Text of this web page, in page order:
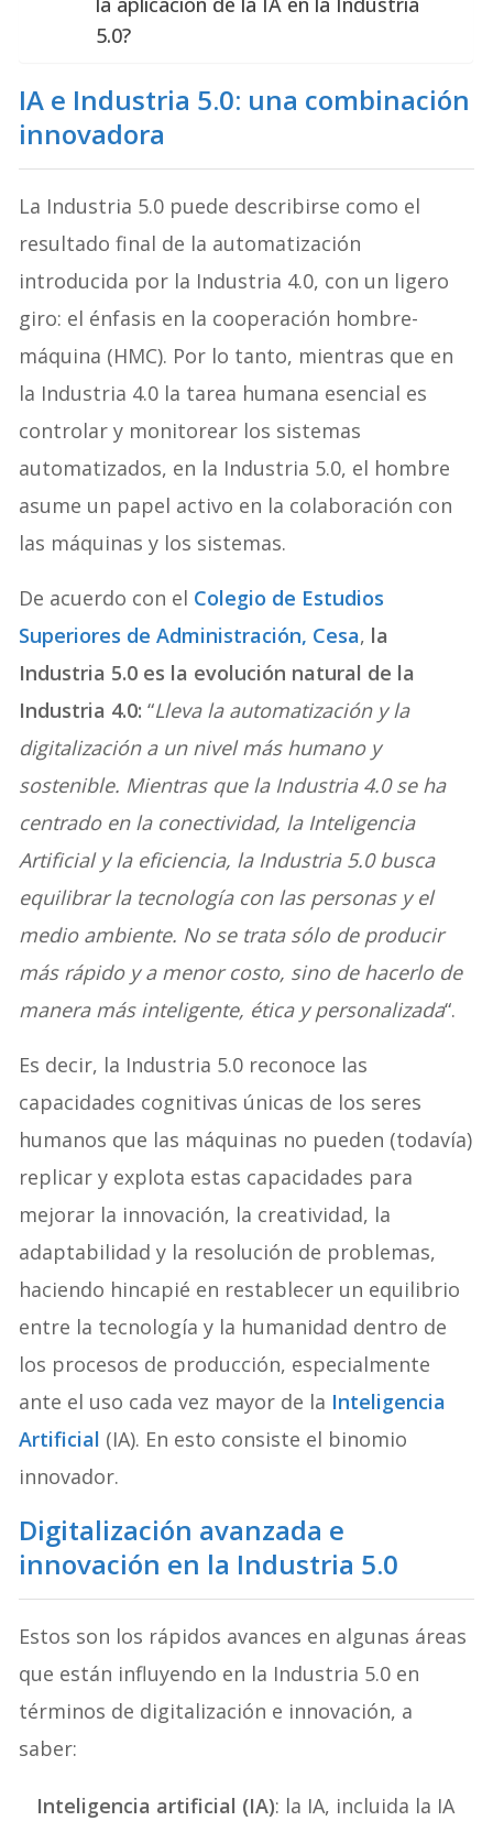
5.0?
IA e Industria 5.0: una combinación
innovadora
La Industria 5.0 puede describirse como el
resultado final de la automatización
introducida por la Industria 4.0, con un ligero
giro: el énfasis en la cooperación hombre-
máquina (HMC). Por lo tanto, mientras que en
la Industria 4.0 la tarea humana esencial es
controlar y monitorear los sistemas
automatizados, en la Industria 5.0, el hombre
asume un papel activo en la colaboración con
las máquinas y los sistemas.
De acuerdo con el Colegio de Estudios
Superiores de Administración, Cesa, la
Industria 5.0 es la evolución natural de la
Industria 4.0: “Lleva la automatización y la
digitalización a un nivel más humano y
sostenible. Mientras que la Industria 4.0 se ha
centrado en la conectividad, la Inteligencia
Artificial y la eficiencia, la Industria 5.0 busca
equilibrar la tecnología con las personas y el
medio ambiente. No se trata sólo de producir
más rápido y a menor costo, sino de hacerlo de
manera más inteligente, ética y personalizada“.
Es decir, la Industria 5.0 reconoce las
capacidades cognitivas únicas de los seres
humanos que las máquinas no pueden (todavía)
replicar y explota estas capacidades para
mejorar la innovación, la creatividad, la
adaptabilidad y la resolución de problemas,
haciendo hincapié en restablecer un equilibrio
entre la tecnología y la humanidad dentro de
los procesos de producción, especialmente
ante el uso cada vez mayor de la Inteligencia
Artificial (IA). En esto consiste el binomio
innovador.
Digitalización avanzada e
innovación en la Industria 5.0
Estos son los rápidos avances en algunas áreas
que están influyendo en la Industria 5.0 en
términos de digitalización e innovación, a
saber:
Inteligencia artificial (IA): la IA, incluida la IA